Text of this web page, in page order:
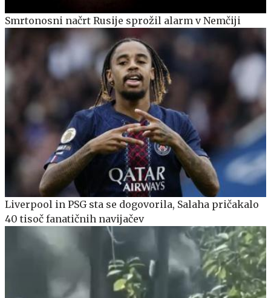
Smrtonosni načrt Rusije sprožil alarm v Nemčiji
Liverpool in PSG sta se dogovorila, Salaha pričakalo
40 tisoč fanatičnih navijačev